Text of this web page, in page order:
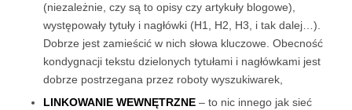
(niezależnie, czy są to opisy czy artykuły blogowe),
występowały tytuły i nagłówki (H1, H2, H3, i tak dalej…).
Dobrze jest zamieścić w nich słowa kluczowe. Obecność
kondygnacji tekstu dzielonych tytułami i nagłówkami jest
dobrze postrzegana przez roboty wyszukiwarek,
LINKOWANIE WEWNĘTRZNE– to nic innego jak sieć